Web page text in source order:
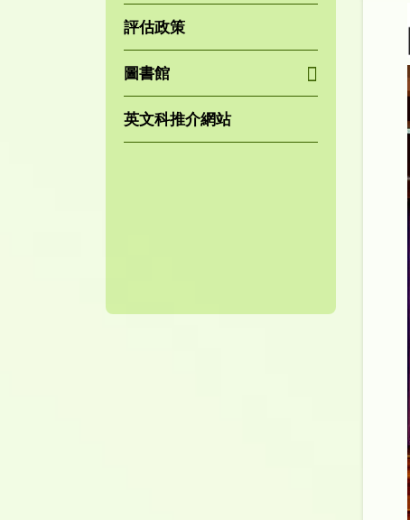
評估政策
圖書館
英文科推介網站